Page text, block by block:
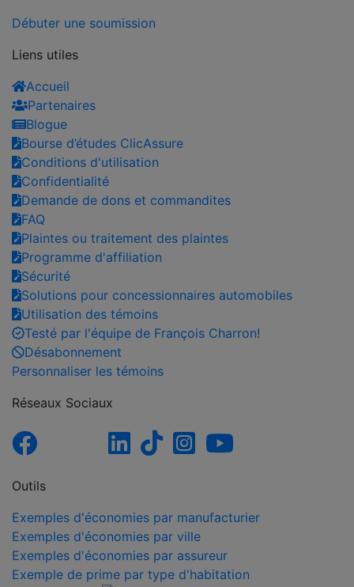
Débuter une soumission
Liens utiles
Accueil
Partenaires
Blogue
Bourse d’études ClicAssure
Conditions d'utilisation
Confidentialité
Demande de dons et commandites
FAQ
Plaintes ou traitement des plaintes
Programme d'affiliation
Sécurité
Solutions pour concessionnaires automobiles
Utilisation des témoins
Testé par l'équipe de François Charron!
Désabonnement
Personnaliser les témoins
Réseaux Sociaux
Outils
Exemples d'économies par manufacturier
Exemples d'économies par ville
Exemples d'économies par assureur
Exemple de prime par type d'habitation